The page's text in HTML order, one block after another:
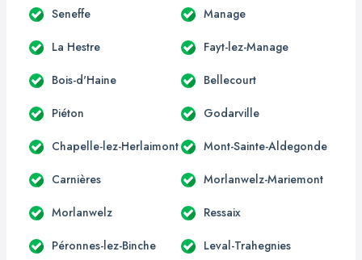
Seneffe Manage
La Hestre Fayt-lez-Manage
Bois-d'Haine Bellecourt
Piéton Godarville
Chapelle-lez-Herlaimont Mont-Sainte-Aldegonde
Carnières Morlanwelz-Mariemont
Morlanwelz Ressaix
Péronnes-lez-Binche Leval-Trahegnies